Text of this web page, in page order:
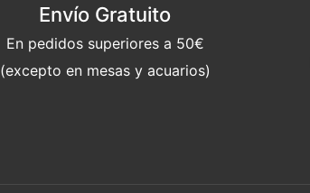
Envío Gratuito
En pedidos superiores a 50€
(excepto en mesas y acuarios)